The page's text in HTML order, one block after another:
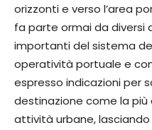
orizzonti e verso l’area
fa parte ormai da diversi
importanti del sistema
operatività portuale e
espresso indicazioni per
destinazione come la
attività urbane,